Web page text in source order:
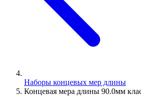
Наборы концевых мер длины
Концевая мера длины 90.0мм